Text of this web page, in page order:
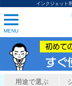
インクジェット
MENU
用途で選ぶ